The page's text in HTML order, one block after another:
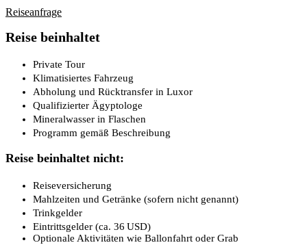
Reiseanfrage
Reise beinhaltet
Private Tour
Klimatisiertes Fahrzeug
Abholung und Rücktransfer in Luxor
Qualifizierter Ägyptologe
Mineralwasser in Flaschen
Programm gemäß Beschreibung
Reise beinhaltet nicht:
Reiseversicherung
Mahlzeiten und Getränke (sofern nicht genannt)
Trinkgelder
Eintrittsgelder (ca. 36 USD)
Optionale Aktivitäten wie Ballonfahrt oder Grab